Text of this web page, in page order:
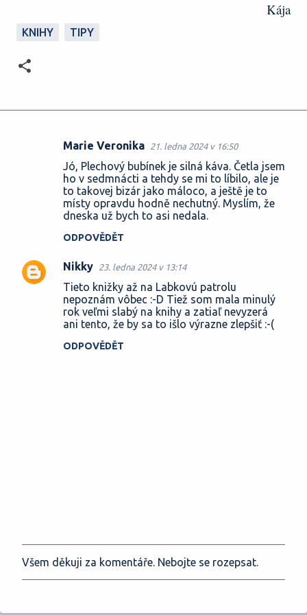
Kája
KNIHY TIPY
á
Marie Veronika 21. ledna 2024 v 16:50
Jó, Plechový bubínek je silná káva. Četla jsem
ho v sedmnácti a tehdy se mi to líbilo, ale je
to takovej bizár jako máloco, a ještě je to
místy opravdu hodně nechutný. Myslím, že
dneska už bych to asi nedala.
ODPOVĚDĚT
Nikky 23. ledna 2024 v 13:14
Tieto knižky až na Labkovú patrolu
nepoznám vôbec :-D Tiež som mala minulý
rok veľmi slabý na knihy a zatiaľ nevyzerá
ani tento, že by sa to išlo výrazne zlepšiť :-(
ODPOVĚDĚT
O
k
Všem děkuji za komentáře. Nebojte se rozepsat.